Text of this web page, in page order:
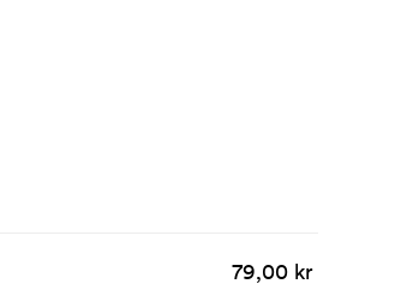
79,00 kr